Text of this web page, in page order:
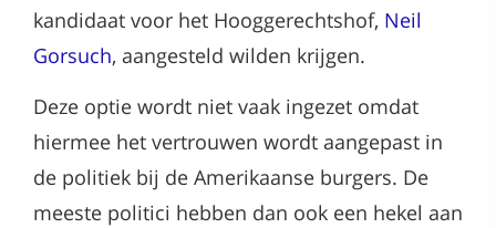
kandidaat voor het Hooggerechtshof, Neil
Gorsuch, aangesteld wilden krijgen.
Deze optie wordt niet vaak ingezet omdat
hiermee het vertrouwen wordt aangepast in
de politiek bij de Amerikaanse burgers. De
meeste politici hebben dan ook een hekel aan